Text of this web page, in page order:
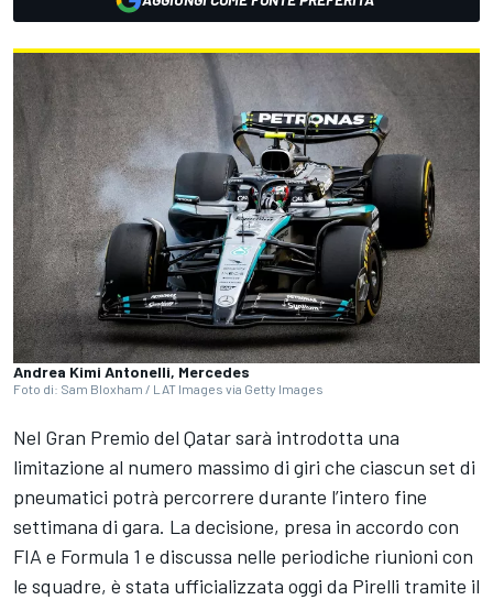
Andrea Kimi Antonelli, Mercedes
Foto di: Sam Bloxham / LAT Images via Getty Images
Nel Gran Premio del Qatar sarà introdotta una
limitazione al numero massimo di giri che ciascun set di
pneumatici potrà percorrere durante l’intero fine
settimana di gara. La decisione, presa in accordo con
FIA e Formula 1 e discussa nelle periodiche riunioni con
le squadre, è stata ufficializzata oggi da Pirelli tramite il